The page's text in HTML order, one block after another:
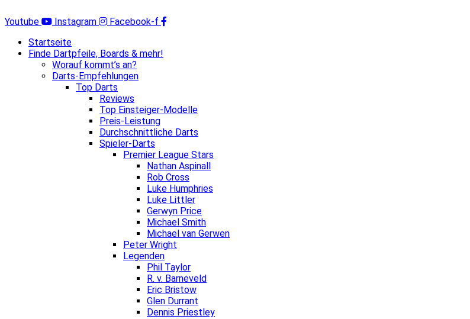
Inhalt
Youtube Instagram
Facebook-f
Startseite
Finde Dartpfeile, Boards & mehr!
Worauf kommt’s an?
Darts-Empfehlungen
Top Darts
Reviews
Top Einsteiger-Modelle
Preis-Leistung
Durchschnittliche Darts
Spieler-Darts
Premier League Stars
Nathan Aspinall
Rob Cross
Luke Humphries
Luke Littler
Gerwyn Price
Michael Smith
Michael van Gerwen
Peter Wright
Legenden
Phil Taylor
R. v. Barneveld
Eric Bristow
Glen Durrant
Dennis Priestley